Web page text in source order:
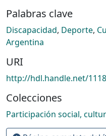
Palabras clave
Discapacidad, Deporte,
Argentina
URI
http://hdl.handle.net/
Colecciones
Participación social,